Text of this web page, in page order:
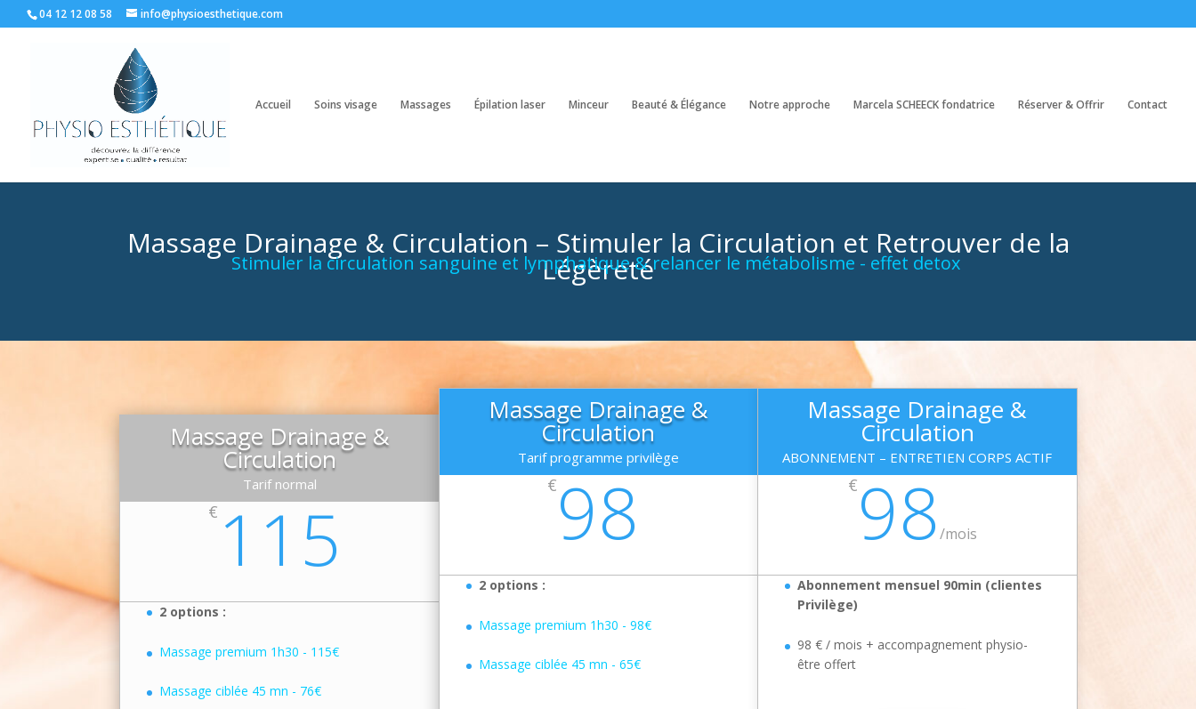
04 12 12 08 58 info@physioesthetique.com
Accueil Soins visage Massages Épilation laser Minceur Beauté & Élégance Notre approche Marcela SCHEECK fondatrice Réserver & Offrir Contact
Massage Drainage & Circulation – Stimuler la Circulation et Retrouver de la
Légèreté
Stimuler la circulation sanguine et lymphatique & relancer le métabolisme - effet detox
Massage Drainage &
Circulation
Tarif normal
€ 115
2 options :
Massage premium 1h30 - 115€
Massage ciblée 45 mn - 76€
Massage Drainage &
Circulation
Tarif programme privilège
€ 98
2 options :
Massage premium 1h30 - 98€
Massage ciblée 45 mn - 65€
Massage Drainage &
Circulation
ABONNEMENT – ENTRETIEN CORPS ACTIF
€ 98 /mois
Abonnement mensuel 90min (clientes
Privilège)
98 € / mois + accompagnement physio-
être offert